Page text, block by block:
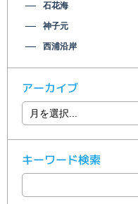
石花海
神子元
西浦沿岸
アーカイブ
キーワード検索